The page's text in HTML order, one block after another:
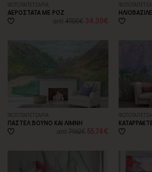
ΦΩΤΟΤΑΠΕΤΣΑΡΙA
ΑΕΡΟΣΤΑΤΑ ΜΕ ΡΟΖ
ΤΡΙΑΝΤΑΦΥΛΛΑ
από49,00€ 34,30€
ΦΩΤΟΤΑΠΕΤΣΑΡΙA
ΠΑΣΤΕΛ ΒΟΥΝΟ ΚΑΙ ΛΙΜΝΗ
από79,62€ 55,74€